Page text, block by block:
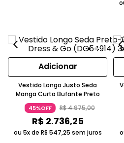
Adicionar
Vestido Longo Justo Seda
Manga Curta Bufante Preto
45%OFF R$4.975,00
R$ 2.736,25
ou 5x de R$ 547,25 sem juros